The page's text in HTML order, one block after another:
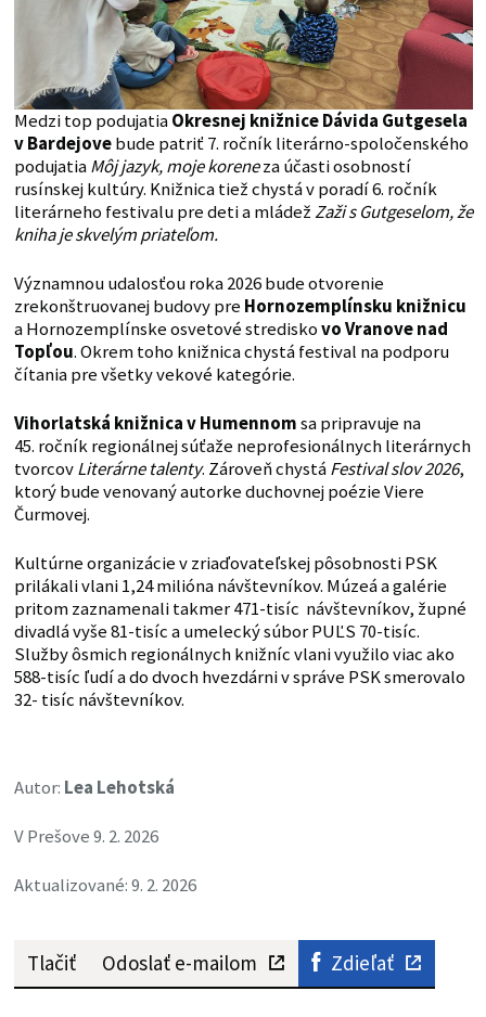
Medzi top podujatiaOkresnej knižnice Dávida Gutgesela
v Bardejovebude patriť 7. ročník literárno-spoločenského
podujatiaMôj jazyk, moje koreneza účasti osobností
rusínskej kultúry. Knižnica tiež chystá v poradí 6. ročník
literárneho festivalu pre deti a mládežZaži s Gutgeselom, že
kniha je skvelým priateľom.
Významnou udalosťou roka 2026 bude otvorenie
zrekonštruovanej budovy pre Hornozemplínsku knižnicu
a Hornozemplínske osvetové strediskovo Vranove nad
Topľou. Okrem toho knižnica chystá festival na podporu
čítania pre všetky vekové kategórie.
Vihorlatská knižnica v Humennomsa pripravuje na
45. ročník regionálnej súťaže neprofesionálnych literárnych
tvorcovLiterárne talenty. Zároveň chystáFestival slov 2026,
ktorý bude venovaný autorke duchovnej poézie Viere
Čurmovej.
Kultúrne organizácie v zriaďovateľskej pôsobnosti PSK
prilákali vlani 1,24 milióna návštevníkov. Múzeá a galérie
pritom zaznamenali takmer 471-tisíc návštevníkov, župné
divadlá vyše 81-tisíc a umelecký súbor PUĽS 70-tisíc.
Služby ôsmich regionálnych knižníc vlani využilo viac ako
588-tisíc ľudí a do dvoch hvezdárni v správe PSK smerovalo
32- tisíc návštevníkov.
Autor: Lea Lehotská
V Prešove 9. 2. 2026
Aktualizované: 9. 2. 2026
Tlačiť Odoslať e-mailom Zdieľať